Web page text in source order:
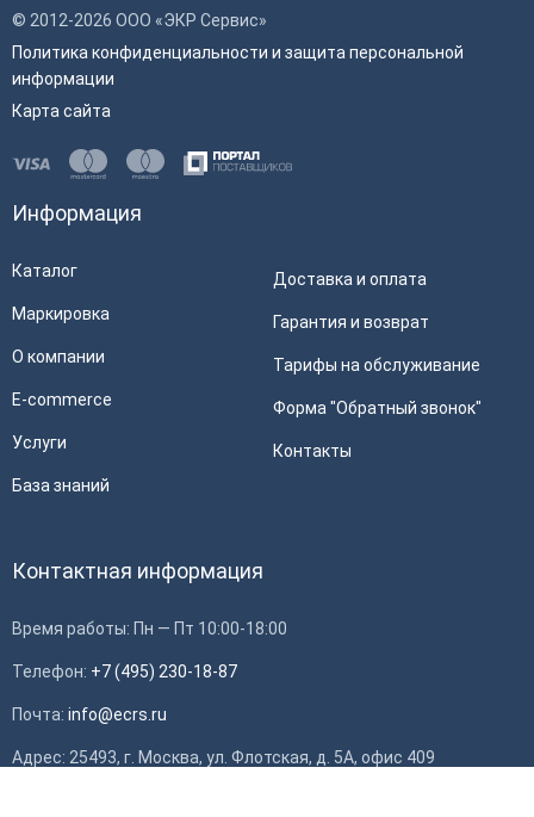
© 2012-2026 ООО «ЭКР Сервис»
Политика конфиденциальности и защита персональной
информации
Карта сайта
Информация
Каталог
Маркировка
О компании
E-commerce
Услуги
База знаний
Доставка и оплата
Гарантия и возврат
Тарифы на обслуживание
Форма "Обратный звонок"
Контакты
Контактная информация
Время работы: Пн — Пт 10:00-18:00
Телефон: +7 (495) 230-18-87
Почта: info@ecrs.ru
Адрес: 25493, г. Москва, ул. Флотская, д. 5А, офис 409